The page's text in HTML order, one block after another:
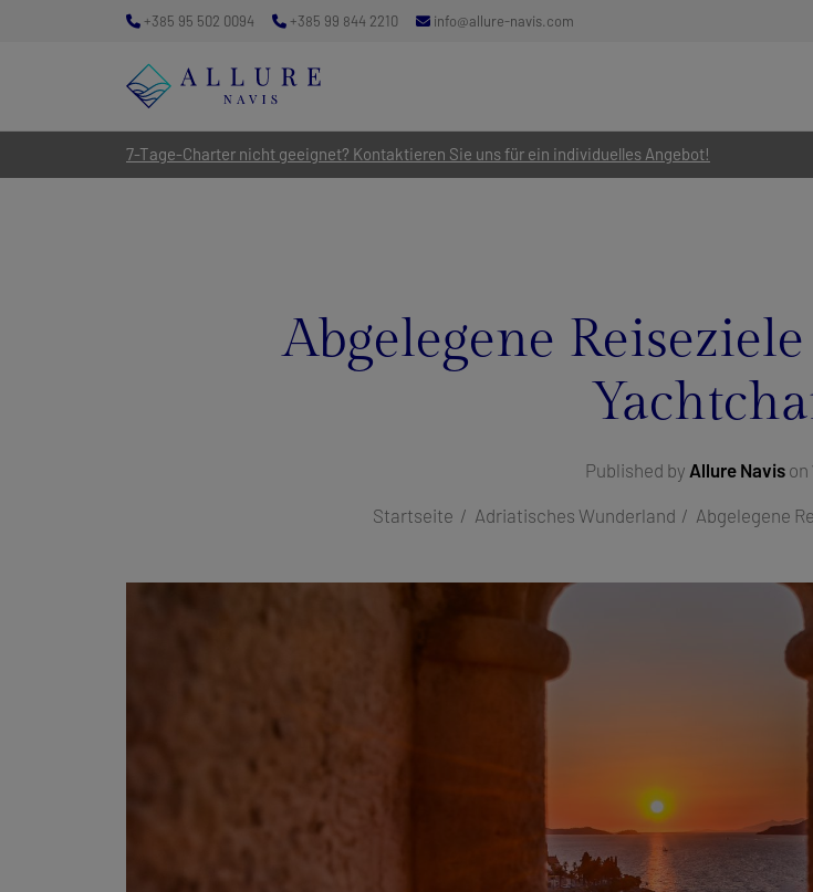
7-Tage-Charter nicht geeignet? Kontaktieren Sie uns für ein individuelles Angebot!
+385 95 502 0094 +385 99 844 2210 info@allure-navis.com
Abgelegene
Published by Allure Navis on
Startseite Adriatisches Wunderland Abgelegene